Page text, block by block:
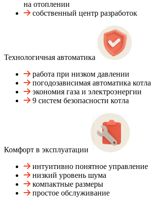
на отоплении
собственный центр разработок
Технологичная автоматика
работа при низком давлении
погодозависимая автоматика котла
экономия газа и электроэнергии
9 систем безопасности котла
Комфорт в эксплуатации
интуитивно понятное управление
низкий уровень шума
компактные размеры
простое обслуживание